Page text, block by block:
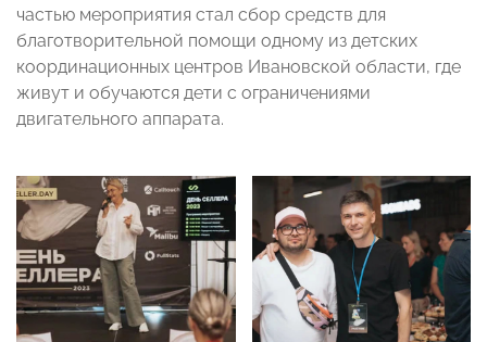
частью мероприятия стал сбор средств для
благотворительной помощи одному из детских
координационных центров Ивановской области, где
живут и обучаются дети с ограничениями
двигательного аппарата.